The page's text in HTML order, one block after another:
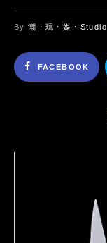
By潮・玩・媒・Studio
FACEBOOK